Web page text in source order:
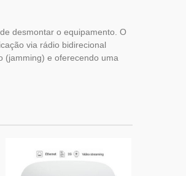
desmontar o equipamento. O
via rádio bidirecional
(jamming) e oferecendo uma